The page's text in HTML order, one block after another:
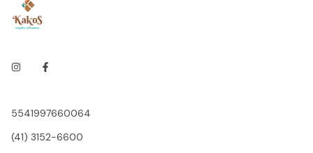
5541997660064
(41) 3152-6600